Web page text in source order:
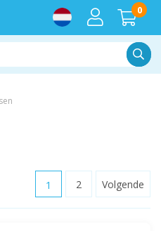
0
1 2 Volgende